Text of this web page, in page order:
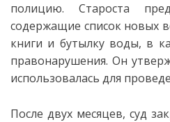
полицию. Староста
содержащие список новых
книги и бутылку воды, в
правонарушения. Он
использовалась для
После двух месяцев, суд